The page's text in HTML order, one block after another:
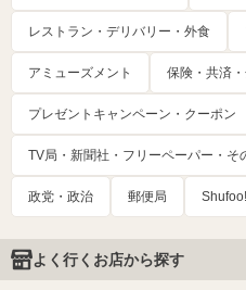
レストラン・デリバリー・外食
アミューズメント 保険・共済
プレゼントキャンペーン・クーポン
TV局・新聞社・フリーペーパー・そ
政党・政治 郵便局
よく行くお店から探す